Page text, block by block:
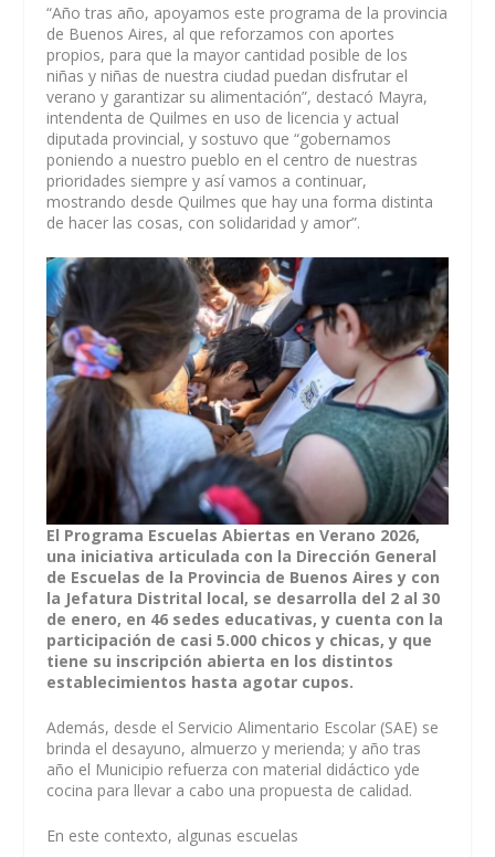
“Año tras año, apoyamos este programa de la provincia
de Buenos Aires, al que reforzamos con aportes
propios, para que la mayor cantidad posible de los
niñas y niñas de nuestra ciudad puedan disfrutar el
verano y garantizar su alimentación”, destacó Mayra,
intendenta de Quilmes en uso de licencia y actual
diputada provincial, y sostuvo que “gobernamos
poniendo a nuestro pueblo en el centro de nuestras
prioridades siempre y así vamos a continuar,
mostrando desde Quilmes que hay una forma distinta
de hacer las cosas, con solidaridad y amor”.
El Programa Escuelas Abiertas en Verano 2026,
una iniciativa articulada con la Dirección General
de Escuelas de la Provincia de Buenos Aires y con
la Jefatura Distrital local, se desarrolla del 2 al 30
de enero, en 46 sedes educativas, y cuenta con la
participación de casi 5.000 chicos y chicas, y que
tiene su inscripción abierta en los distintos
establecimientos hasta agotar cupos.
Además, desde el Servicio Alimentario Escolar (SAE) se
brinda el desayuno, almuerzo y merienda; y año tras
año el Municipio refuerza con material didáctico yde
cocina para llevar a cabo una propuesta de calidad.
En este contexto, algunas escuelas